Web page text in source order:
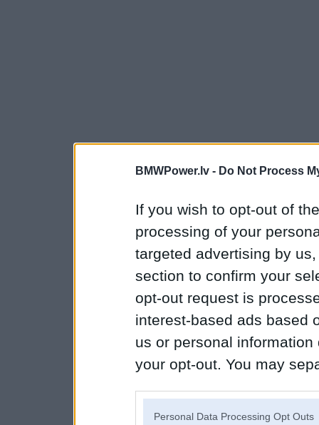
BMWPower.lv - Do Not Process
If you wish to opt-out of
processing of your
targeted advertising by
section to confirm your
opt-out request is
interest-based ads based
us or personal
your opt-out. You may
Personal Data Processing Opt Outs